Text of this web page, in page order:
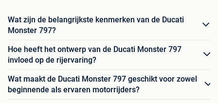
Wat zijn de belangrijkste kenmerken van de Ducati
Monster 797?
Hoe heeft het ontwerp van de Ducati Monster 797
invloed op de rijervaring?
Wat maakt de Ducati Monster 797 geschikt voor zowel
beginnende als ervaren motorrijders?